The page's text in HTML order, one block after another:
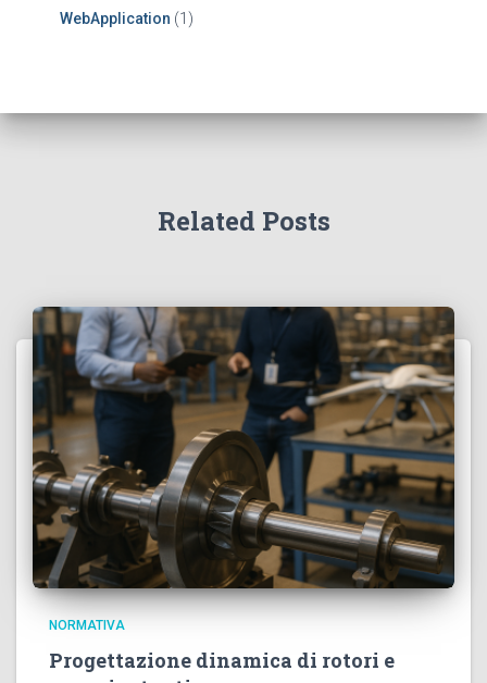
WebApplication (1)
Related Posts
NORMATIVA
Progettazione dinamica di rotori e